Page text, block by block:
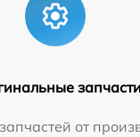
от